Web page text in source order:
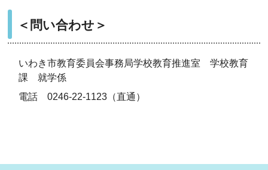
＜問い合わせ＞
いわき市教育委員会事務局学校教育推進室 学校教育
課 就学係
電話 0246-22-1123（直通）